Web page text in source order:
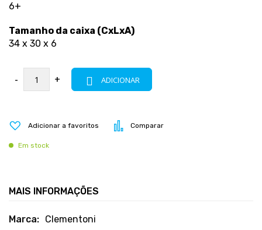
6+
Tamanho da caixa (CxLxA)
34 x 30 x 6
- + ADICIONAR
Adicionar a favoritos Comparar
Em stock
MAIS INFORMAÇÕES
Mais
Clementoni